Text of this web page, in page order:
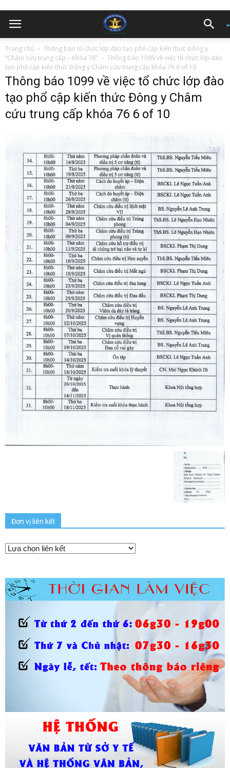
Trang chủ
Thông báo tổ chức lớp đào tạo phổ cập kiến thức Đông y
“Châm cứu trung cấp – Khóa 76”
Thông báo 1099 về việc tổ chức lớp đào
tạo phổ cập kiến thức Đông y Châm cứu trung cấp khóa 76 6 of 10
Thông báo 1099 về việc tổ chức lớp đào
tạo phổ cập kiến thức Đông y Châm
cứu trung cấp khóa 76 6 of 10
Đơn vị liên kết